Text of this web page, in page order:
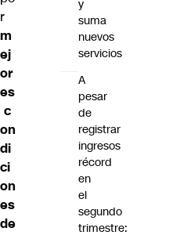
r
m
ej
or
es
c
on
di
ci
on
es
de
y
suma
nuevos
servicios
A
pesar
de
registrar
ingresos
récord
en
el
segundo
trimestre: